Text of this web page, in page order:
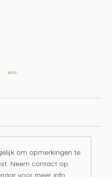
om opmerkingen te
Neem contact op
voor meer info.